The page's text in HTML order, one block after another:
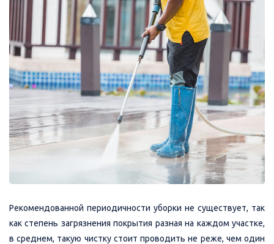
Рекомендованной периодичности уборки не существует, так
как степень загрязнения покрытия разная на каждом участке,
в среднем, такую чистку стоит проводить не реже, чем один